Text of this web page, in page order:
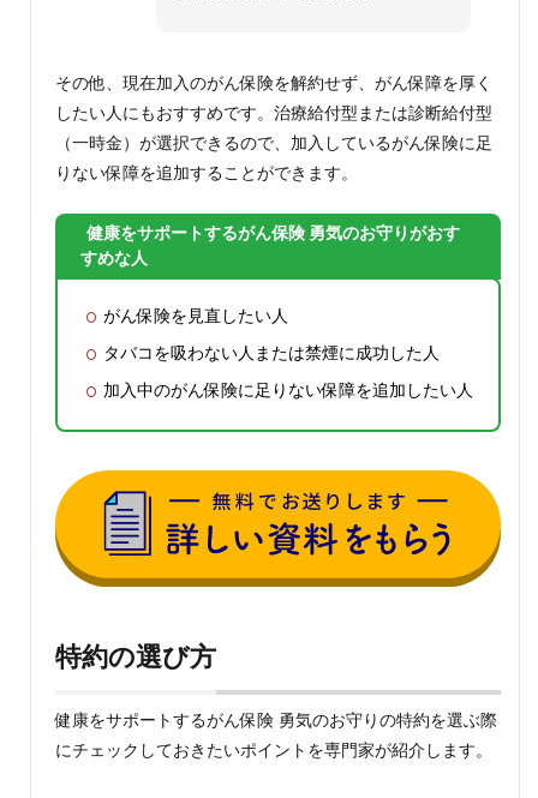
その他、現在加入のがん保険を解約せず、がん保障を厚く
したい人にもおすすめです。治療給付型または診断給付型
（一時金）が選択できるので、加入しているがん保険に足
りない保障を追加することができます。
健康をサポートするがん保険 勇気のお守りがおす
すめな人
がん保険を見直したい人
タバコを吸わない人または禁煙に成功した人
加入中のがん保険に足りない保障を追加したい人
特約の選び方
健康をサポートするがん保険 勇気のお守りの特約を選ぶ際
にチェックしておきたいポイントを専門家が紹介します。